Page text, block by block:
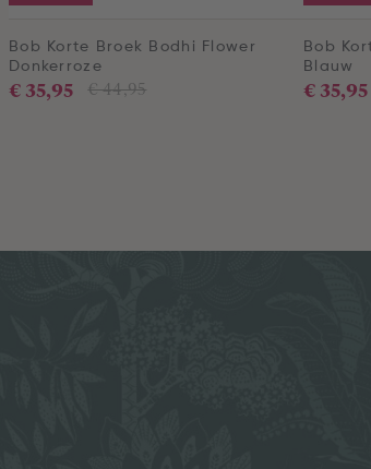
Bob Korte Broek Bodhi Flower
Donkerroze
€ 44,95
€ 35,95
Bob
Blauw
€ 35,95